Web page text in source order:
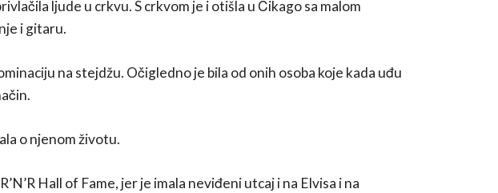
ljude u crkvu. S crkvom je i otišla u Čikago sa malom
i gitaru.
na stejdžu. Očigledno je bila od onih osoba koje kada uđu
o njenom životu.
Hall of Fame, jer je imala neviđeni utcaj i na Elvisa i na